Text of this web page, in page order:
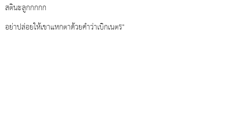
สตินะลูกกกกก
อย่าปล่อยให้เขาแหกตาด้วยคำว่าเบิกเนตร"